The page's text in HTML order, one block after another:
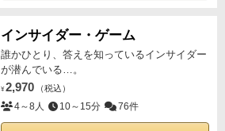
インサイダー・ゲーム
誰かひとり、答えを知っているインサイダー
が潜んでいる…。
¥ 2,970 （税込）
4～8人 10～15分 76件